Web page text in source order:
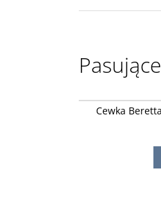
Cewka